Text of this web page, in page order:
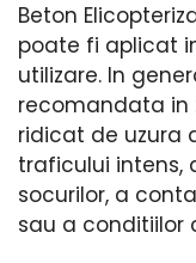
Beton
poate fi aplicat
utilizare. In
recomandata in
ridicat de uzura
traficului intens,
socurilor, a
sau a conditiilor